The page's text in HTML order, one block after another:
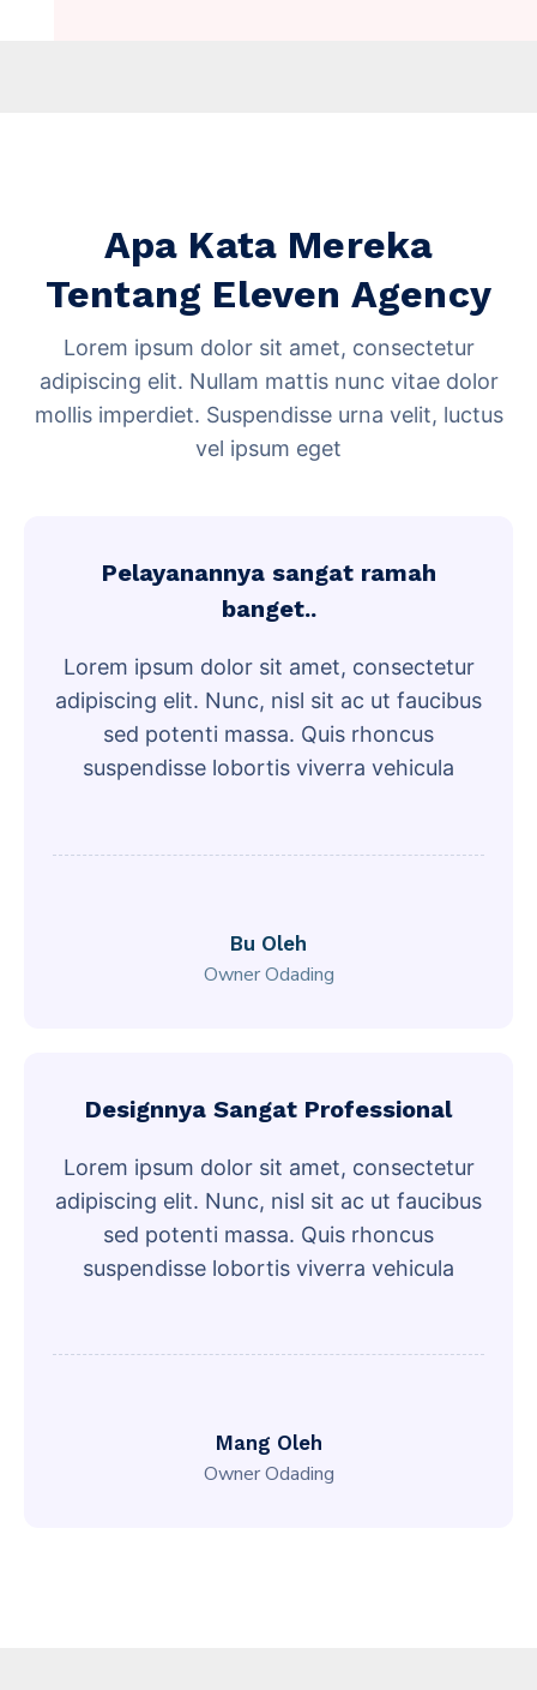
Apa Kata Mereka
Tentang Eleven Agency
Lorem ipsum dolor sit amet, consectetur
adipiscing elit. Nullam mattis nunc vitae dolor
mollis imperdiet. Suspendisse urna velit, luctus
vel ipsum eget
Pelayanannya sangat ramah
banget..
Lorem ipsum dolor sit amet, consectetur
adipiscing elit. Nunc, nisl sit ac ut faucibus
sed potenti massa. Quis rhoncus
suspendisse lobortis viverra vehicula
Bu Oleh
Owner Odading
Designnya Sangat Professional
Lorem ipsum dolor sit amet, consectetur
adipiscing elit. Nunc, nisl sit ac ut faucibus
sed potenti massa. Quis rhoncus
suspendisse lobortis viverra vehicula
Mang Oleh
Owner Odading